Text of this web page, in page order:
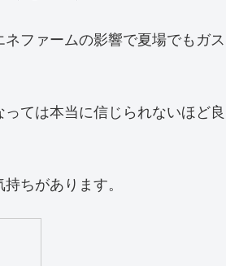
ファームの影響で夏場でもガス
ては本当に信じられないほど良
ちがあります。